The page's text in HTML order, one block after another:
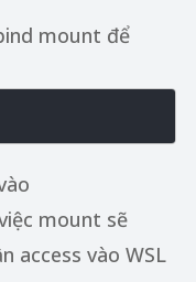
mount để
mount sẽ
access vào WSL